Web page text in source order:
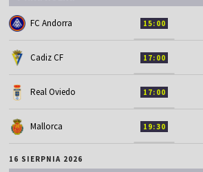
FC Andorra 15:00
Cadiz CF 17:00
Real Oviedo 17:00
Mallorca 19:30
16 SIERPNIA 2026